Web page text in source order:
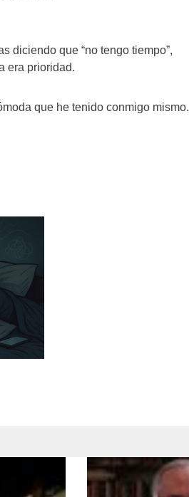
diciendo que “no tengo tiempo”,
era prioridad.
que he tenido conmigo mismo.